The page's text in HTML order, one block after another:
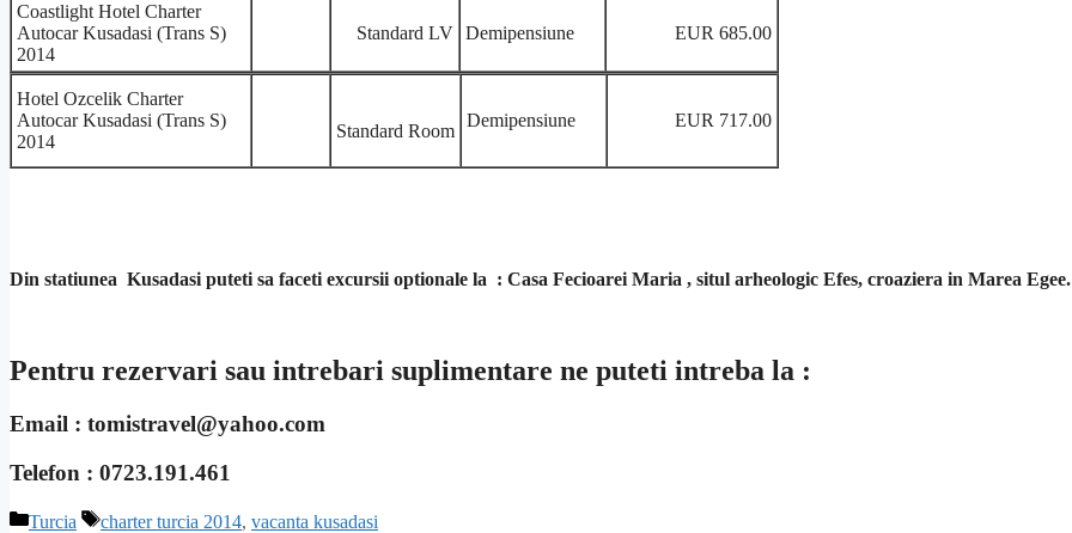
Coastlight Hotel Charter
Autocar Kusadasi (Trans S)
2014
Standard LV Demipensiune EUR 685.00
Hotel Ozcelik Charter
Autocar Kusadasi (Trans S)
2014
Standard Room
Demipensiune EUR 717.00
Din statiunea Kusadasi puteti sa faceti excursii optionale la : Casa Fecioarei Maria , situl arheologic Efes, croaziera in Marea
Pentru rezervari sau intrebari suplimentare ne puteti intreba la :
Email : tomistravel@yahoo.com
Telefon : 0723.191.461
Categorii
Turcia Etichete
charter turcia 2014, vacanta kusadasi